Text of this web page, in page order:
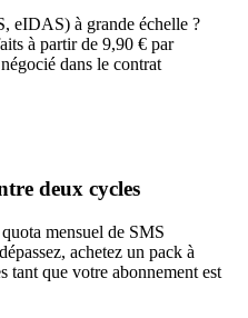
eIDAS) à grande échelle ?
à partir de 9,90 € par
dans le contrat
deux cycles
mensuel de SMS
achetez un pack à
que votre abonnement est